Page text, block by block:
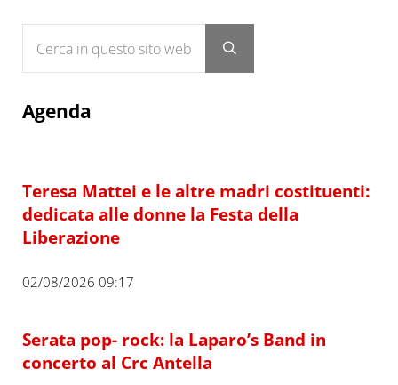
Submit search
Agenda
Teresa Mattei e le altre madri costituenti:
dedicata alle donne la Festa della
Liberazione
02/08/2026 09:17
Serata pop- rock: la Laparo’s Band in
concerto al Crc Antella